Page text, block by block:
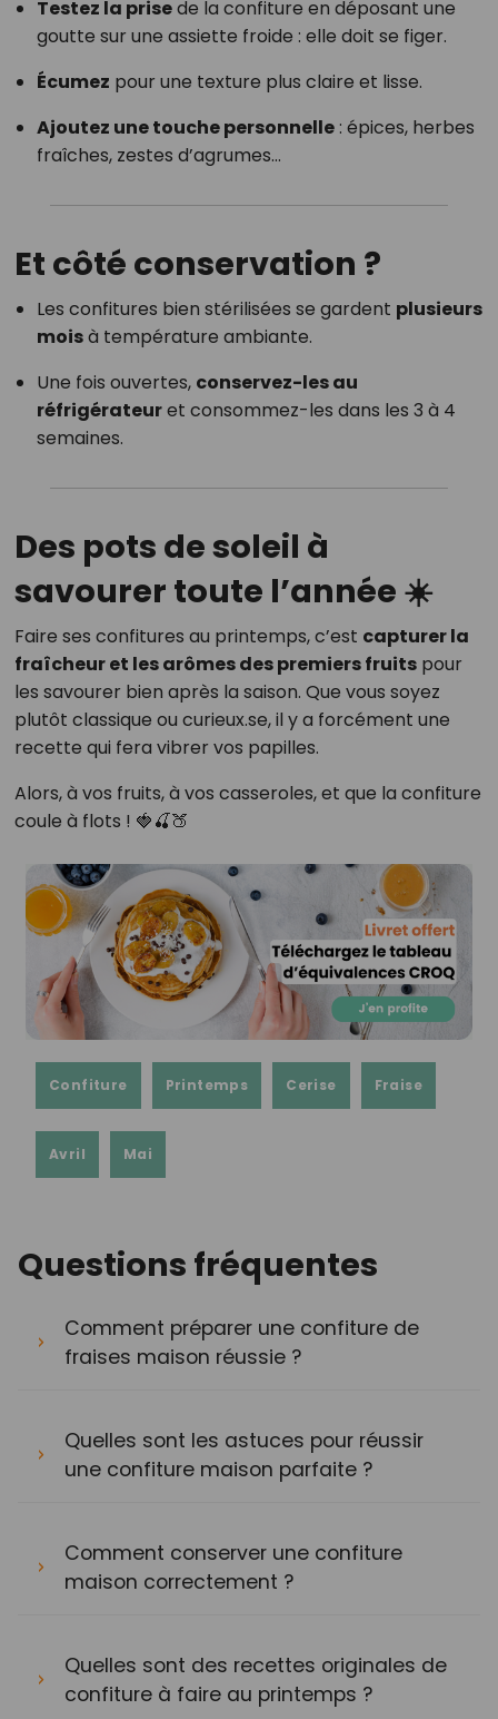
Testez la prisede la confiture en déposant une
goutte sur une assiette froide : elle doit se figer.
Écumez pour une texture plus claire et lisse.
Ajoutez une touche personnelle: épices, herbes
fraîches, zestes d’agrumes…
Et côté conservation ?
Les confitures bien stérilisées se gardent plusieurs
moisà température ambiante.
Une fois ouvertes, conservez-les au
réfrigérateuret consommez-les dans les 3 à 4
semaines.
Des pots de soleil à
savourer toute l’année ☀️
Faire ses confitures au printemps, c’est capturer la
fraîcheur et les arômes des premiers fruitspour
les savourer bien après la saison. Que vous soyez
plutôt classique ou curieux.se, il y a forcément une
recette qui fera vibrer vos papilles.
Alors, à vos fruits, à vos casseroles, et que la confiture
coule à flots ! 🍓🍒🍑
Confiture Printemps Cerise Fraise
Avril Mai
Questions fréquentes
Comment préparer une confiture de
fraises maison réussie ?
Quelles sont les astuces pour réussir
une confiture maison parfaite ?
Comment conserver une confiture
maison correctement ?
Quelles sont des recettes originales de
confiture à faire au printemps ?